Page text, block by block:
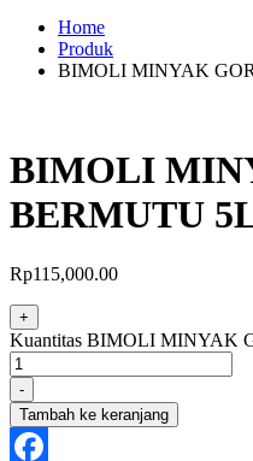
Home
Produk
BIMOLI MINYAK
BIMOLI
BERMUTU
Rp115,000.00
+
Kuantitas BIMOLI MINYAK
-
Tambah ke keranjang